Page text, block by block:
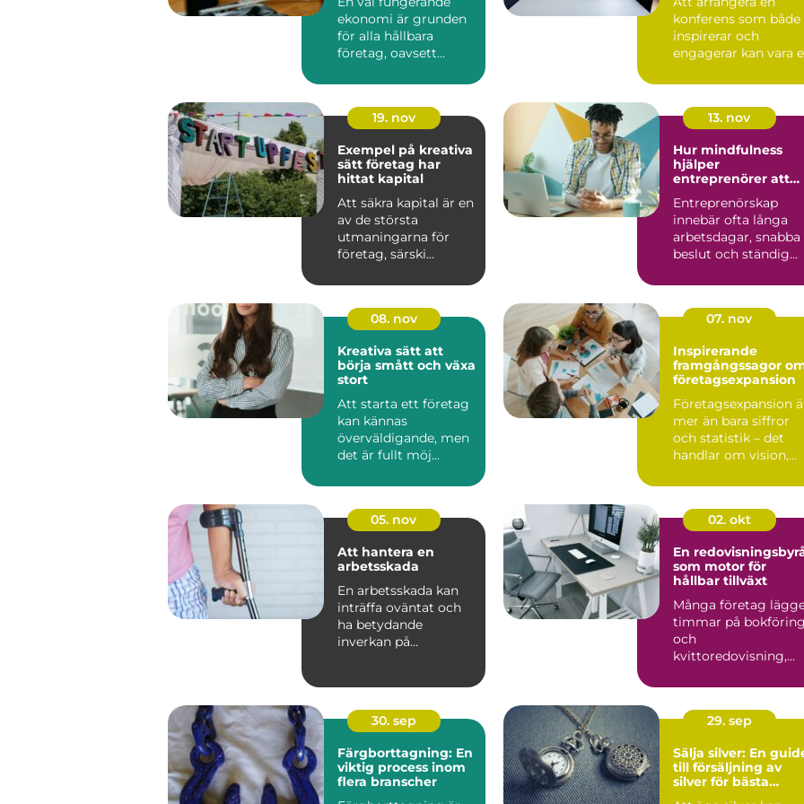
ekonomi är grunden
för alla hållbara
företag, oavsett
och medel...
konferens som både
inspirerar och
engagerar kan vara
D...
19. nov
Exempel på kreativa
sätt företag har
hittat kapital
Att säkra kapital är en
av de största
utmaningarna för
företag, särski...
13. nov
Hur mindfulness
hjälper
entreprenörer att
Entreprenörskap
innebär ofta långa
arbetsdagar, snabba
beslut och ständig
08. nov
Kreativa sätt att
börja smått och växa
stort
Att starta ett företag
kan kännas
överväldigande, men
det är fullt möj...
07. nov
Inspirerande
framgångssagor
företagsexpansion
Företagsexpansion
mer än bara siffror
och statistik – det
handlar om vision,...
05. nov
Att hantera en
arbetsskada
En arbetsskada kan
inträffa oväntat och
ha betydande
inverkan på
02. okt
En
som motor för
hållbar tillväxt
Många företag
timmar på bokföring
och
kvittoredovisning,
30. sep
Färgborttagning: En
viktig process inom
flera branscher
29. sep
Sälja silver: En
till försäljning av
silver för bästa